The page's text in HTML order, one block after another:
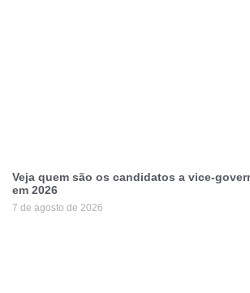
Veja quem são os candidatos a vice-
em 2026
7 de agosto de 2026